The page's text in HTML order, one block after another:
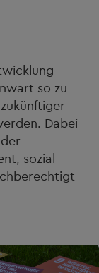
so zu
Dabei
sozial